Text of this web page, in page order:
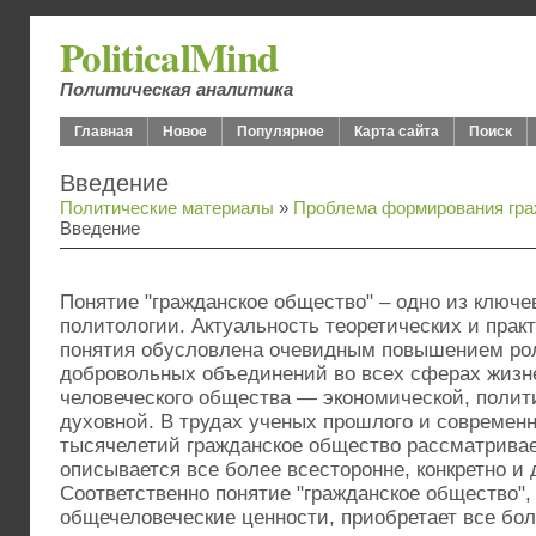
PoliticalMind
Политическая аналитика
Главная Новое Популярное Карта сайта Поиск
Введение
Политические материалы » Проблема формирования
Введение
Понятие "гражданское общество" – одно из
политологии. Актуальность теоретических и
понятия обусловлена очевидным повышением
добровольных объединений во всех сферах
человеческого общества — экономической,
духовной. В трудах ученых прошлого и
тысячелетий гражданское общество
описывается все более всесторонне, конкретно и
Соответственно понятие "гражданское
общечеловеческие ценности, приобретает все